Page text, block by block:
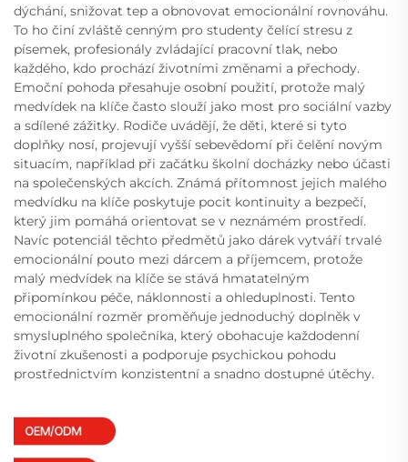
dýchání, snižovat tep a obnovovat emocionální rovnováhu.
To ho činí zvláště cenným pro studenty čelící stresu z
písemek, profesionály zvládající pracovní tlak, nebo
každého, kdo prochází životními změnami a přechody.
Emoční pohoda přesahuje osobní použití, protože malý
medvídek na klíče často slouží jako most pro sociální vazby
a sdílené zážitky. Rodiče uvádějí, že děti, které si tyto
doplňky nosí, projevují vyšší sebevědomí při čelění novým
situacím, například při začátku školní docházky nebo účasti
na společenských akcích. Známá přítomnost jejich malého
medvídku na klíče poskytuje pocit kontinuity a bezpečí,
který jim pomáhá orientovat se v neznámém prostředí.
Navíc potenciál těchto předmětů jako dárek vytváří trvalé
emocionální pouto mezi dárcem a příjemcem, protože
malý medvídek na klíče se stává hmatatelným
připomínkou péče, náklonnosti a ohleduplnosti. Tento
emocionální rozměr proměňuje jednoduchý doplněk v
smysluplného společníka, který obohacuje každodenní
životní zkušenosti a podporuje psychickou pohodu
prostřednictvím konzistentní a snadno dostupné útěchy.